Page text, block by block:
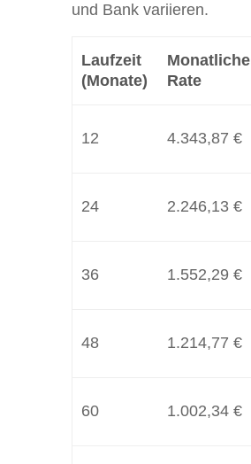
und Bank variieren.
Laufzeit
(Monate)
Monatliche
Rate
12 4.343,87 €
24 2.246,13 €
36 1.552,29 €
48 1.214,77 €
60 1.002,34 €